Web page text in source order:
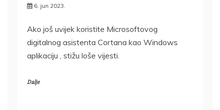
6. jun 2023.
Ako još uvijek koristite Microsoftovog
digitalnog asistenta Cortana kao Windows
aplikaciju , stižu loše vijesti.
Dalje